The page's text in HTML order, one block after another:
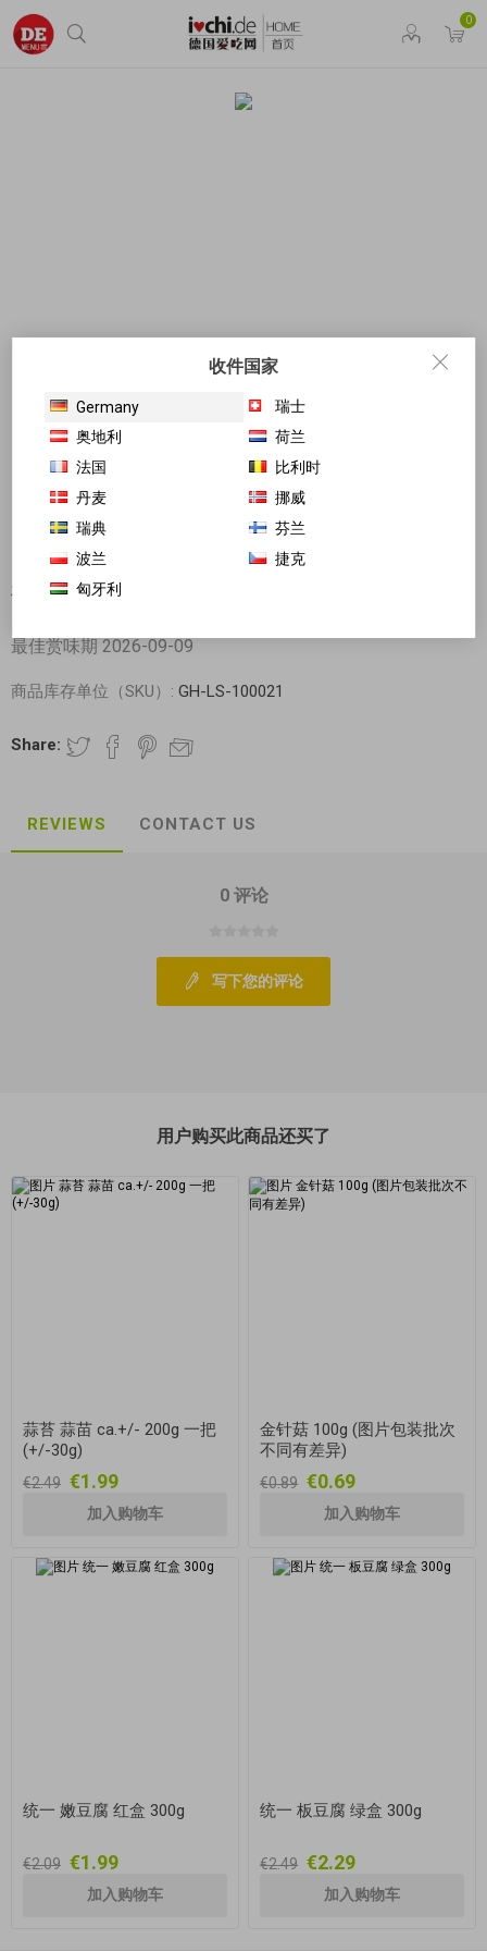
0
有友 笋尖 泡椒味 100g
最佳赏味期 2026-09-09
商品库存单位（SKU）: GH-LS-100021
Share:
REVIEWS CONTACT US
0 评论
写下您的评论
用户购买此商品还买了
蒜苔 蒜苗 ca.+/- 200g 一把
(+/-30g)
€2.49 €1.99
金针菇 100g (图片包装批次
不同有差异)
€0.89 €0.69
统一 嫩豆腐 红盒 300g
€2.09 €1.99
统一 板豆腐 绿盒 300g
€2.49 €2.29
收件国家
Germany
瑞士
奥地利
荷兰
法国
比利时
丹麦
挪威
瑞典
芬兰
波兰
捷克
匈牙利